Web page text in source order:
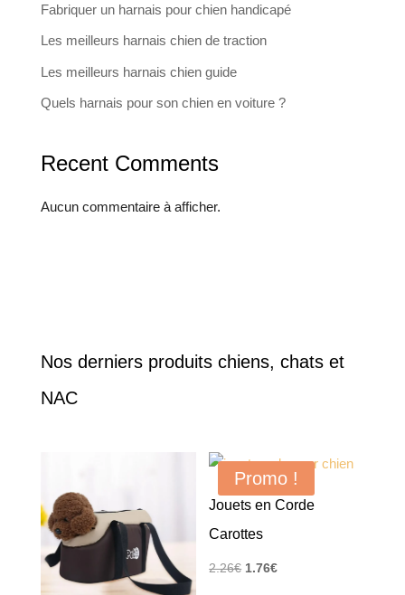
Fabriquer un harnais pour chien handicapé
Les meilleurs harnais chien de traction
Les meilleurs harnais chien guide
Quels harnais pour son chien en voiture ?
Recent Comments
Aucun commentaire à afficher.
Nos derniers produits chiens, chats et
NAC
Promo !
Jouets en Corde
Carottes
2.26€ Le
1.76€Le